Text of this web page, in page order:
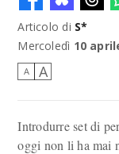
Articolo di S*
Mercoledì 10
A A
Introdurre set di
oggi non li ha mai